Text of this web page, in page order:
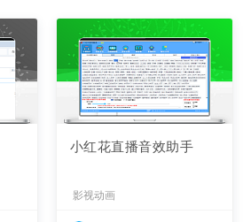
小红花直播音效助手
影视动画